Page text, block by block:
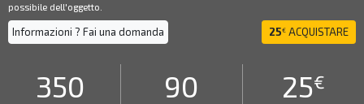
possibile dell'oggetto.
Informazioni ? Fai una domanda 25€ ACQUISTARE
350 90 25€